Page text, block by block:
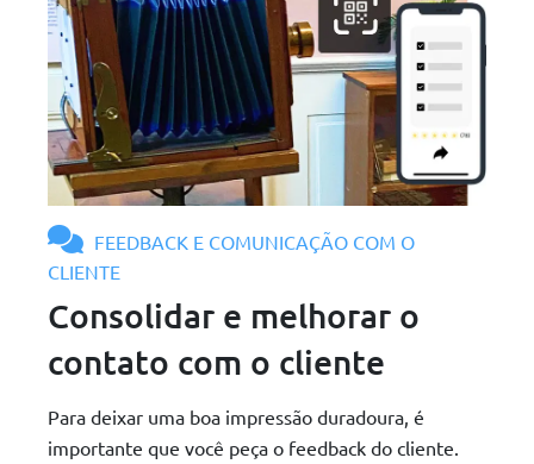
FEEDBACK E COMUNICAÇÃO COM O
CLIENTE
Consolidar e melhorar o
contato com o cliente
Para deixar uma boa impressão duradoura, é
importante que você peça o feedback do cliente.